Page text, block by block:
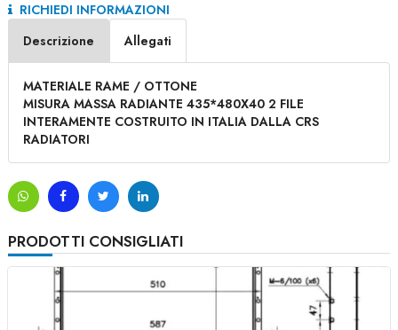
RICHIEDI INFORMAZIONI
Descrizione
Allegati
MATERIALE RAME / OTTONE
MISURA MASSA RADIANTE 435*480X40 2 FILE
INTERAMENTE COSTRUITO IN ITALIA DALLA CRS
RADIATORI
PRODOTTI CONSIGLIATI